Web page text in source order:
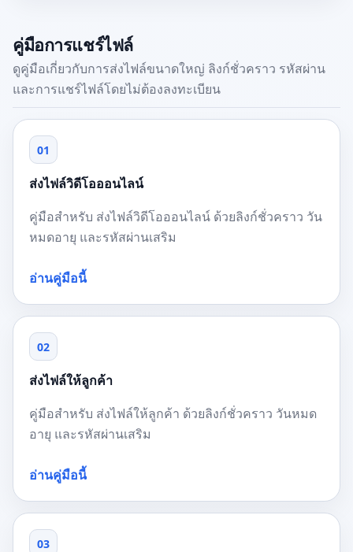
คู่มือการแชร์ไฟล์
ดูคู่มือเกี่ยวกับการส่งไฟล์ขนาดใหญ่ ลิงก์ชั่วคราว รหัสผ่าน
และการแชร์ไฟล์โดยไม่ต้องลงทะเบียน
01
ส่งไฟล์วิดีโอออนไลน์
คู่มือสำหรับ ส่งไฟล์วิดีโอออนไลน์ ด้วยลิงก์ชั่วคราว วัน
หมดอายุ และรหัสผ่านเสริม
อ่านคู่มือนี้
02
ส่งไฟล์ให้ลูกค้า
คู่มือสำหรับ ส่งไฟล์ให้ลูกค้า ด้วยลิงก์ชั่วคราว วันหมด
อายุ และรหัสผ่านเสริม
อ่านคู่มือนี้
03